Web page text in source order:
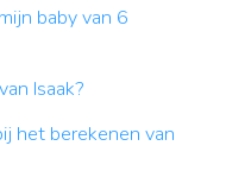
baby van 6
Isaak?
het berekenen van